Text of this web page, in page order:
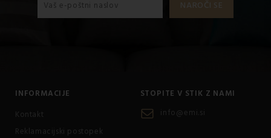
INFORMACIJE
Kontakt
Reklamacijski postopek
STOPITE V STIK Z NAMI
info@emi.si